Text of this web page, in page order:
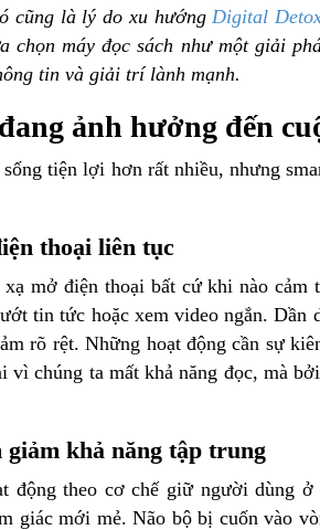
cũng là lý do xu hướngDigital
chọn máy đọc sách như một giải
tin và giải trí lành mạnh.
ảnh hưởng đến
tiện lợi hơn rất nhiều, nhưng
thoại liên tục
mở điện thoại bất cứ khi nào
tin tức hoặc xem video ngắn.
rõ rệt. Những hoạt động cần sự
vì chúng ta mất khả năng đọc, mà
khả năng tập trung
động theo cơ chế giữ người dùng
giác mới mẻ. Não bộ bị cuốn vào